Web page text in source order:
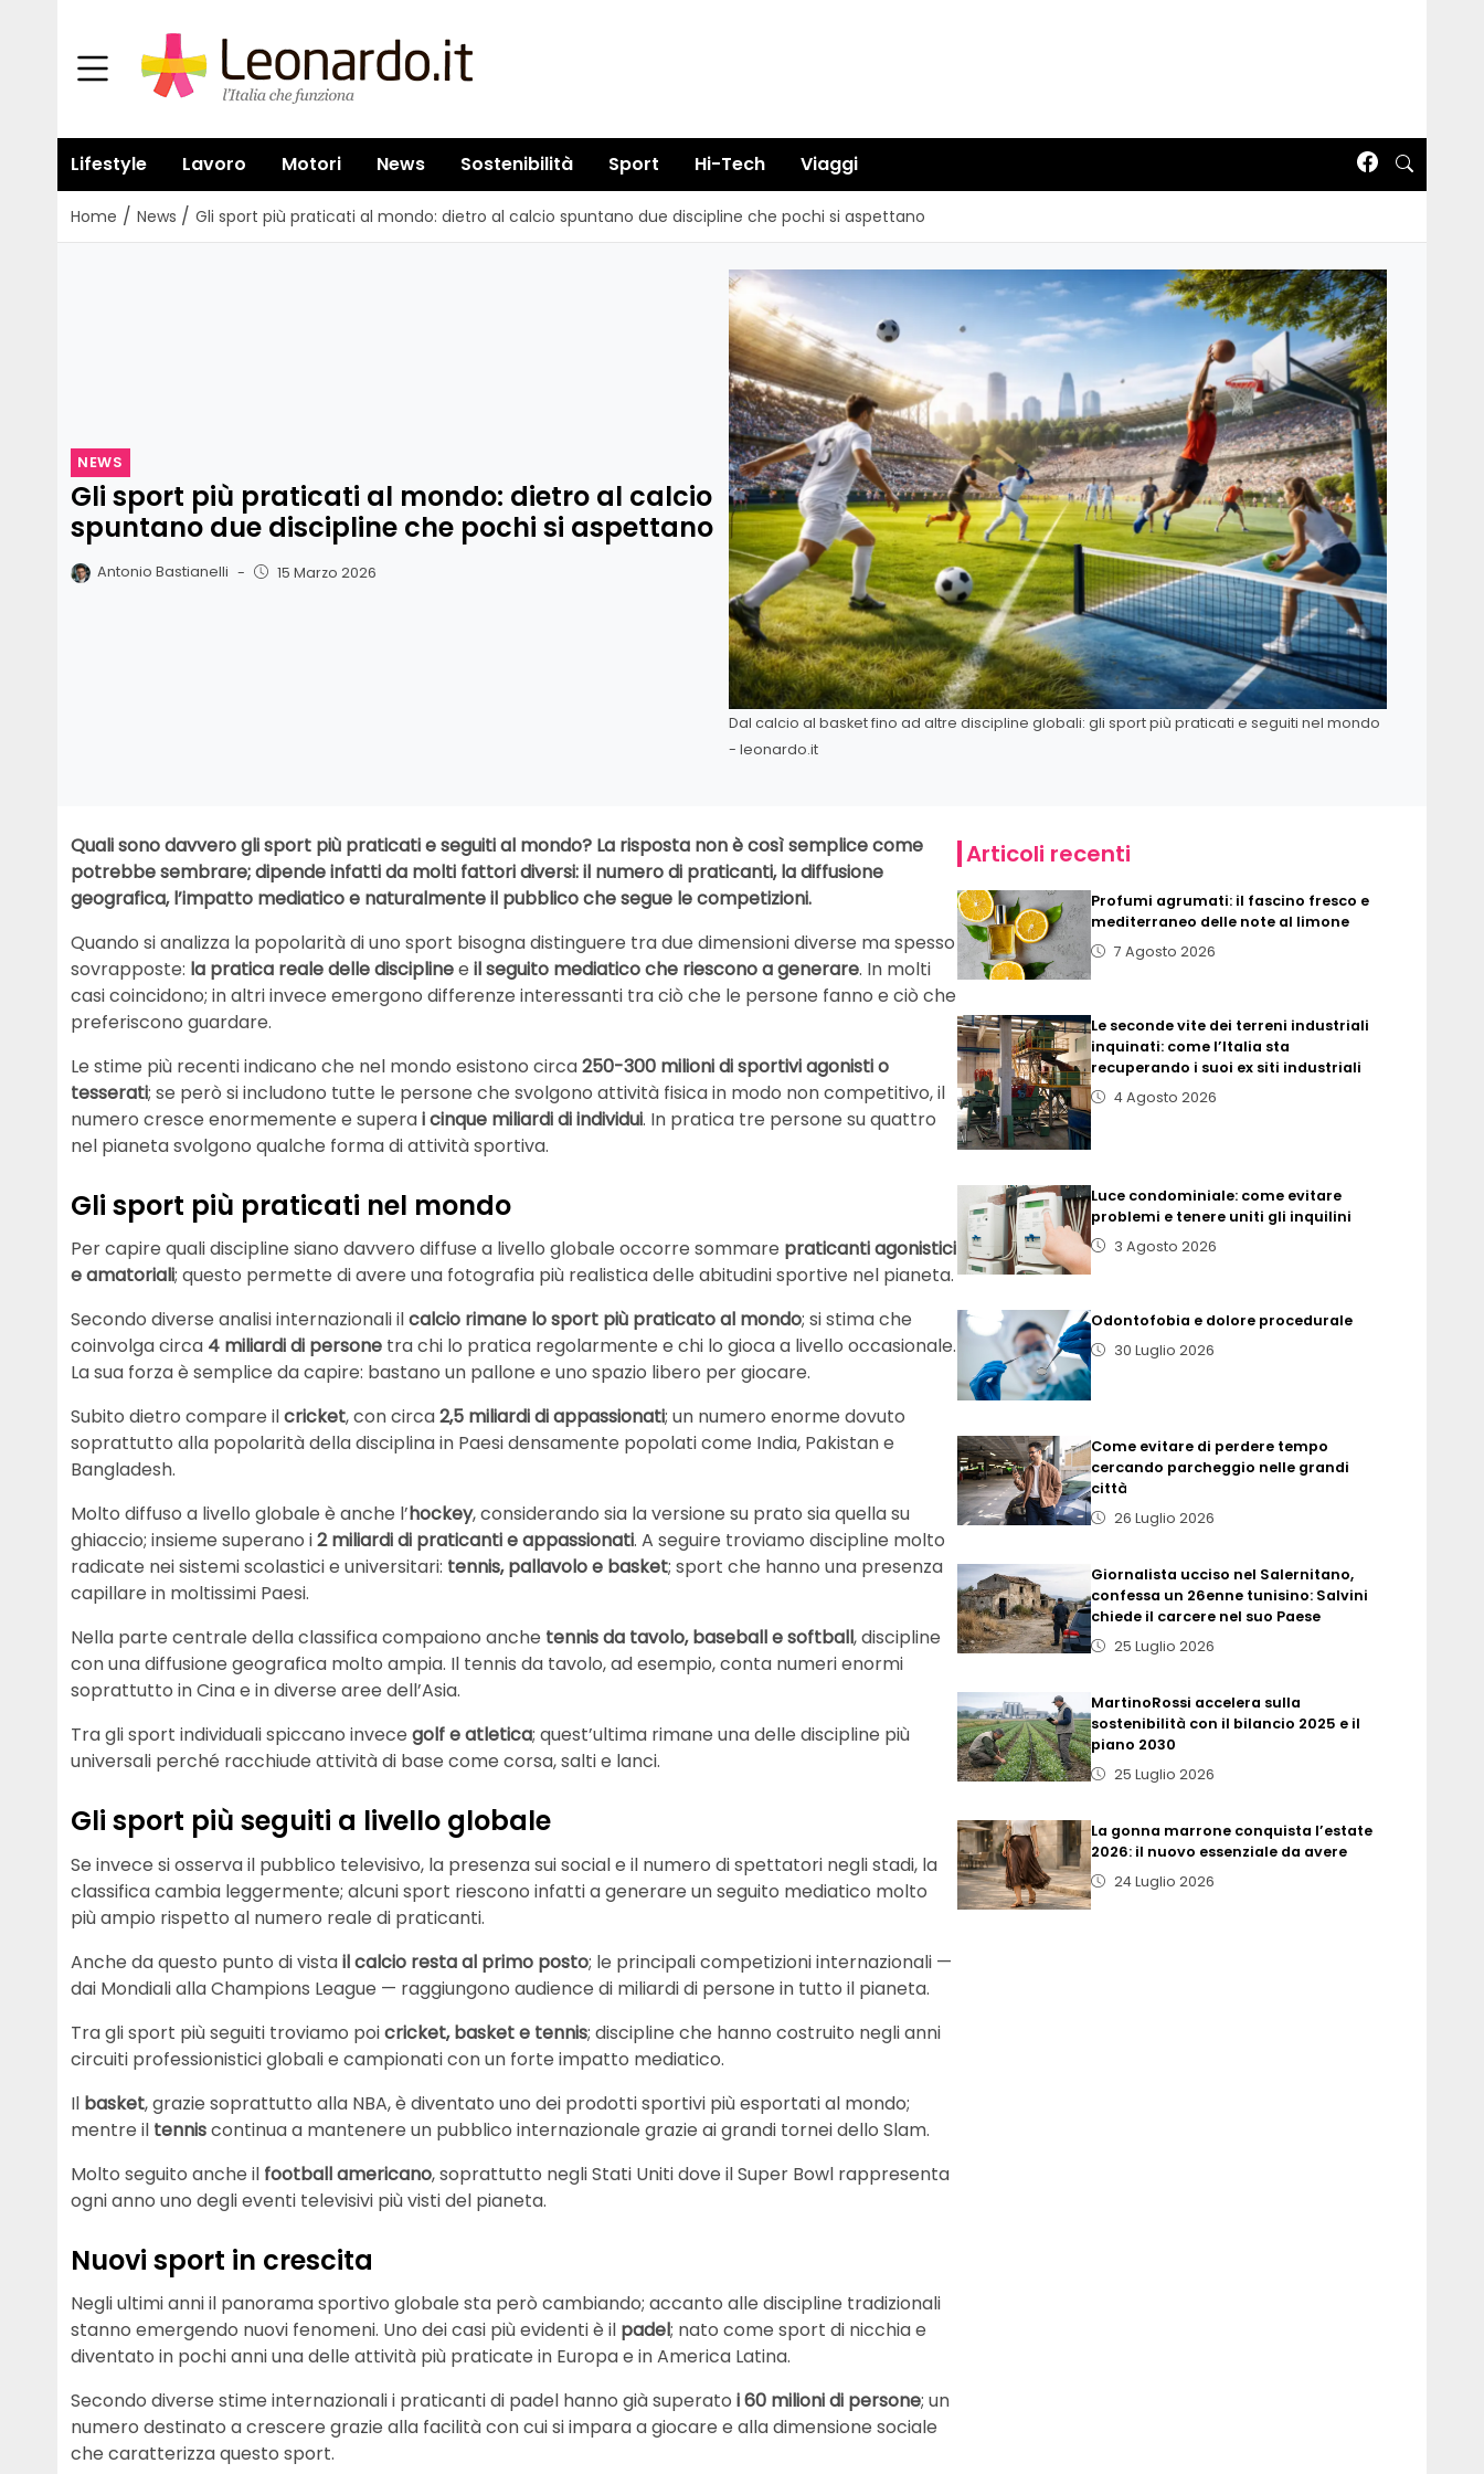
Lifestyle Lavoro Motori News Sostenibilità Sport Hi-Tech Viaggi
Home / News / Gli sport più praticati al mondo: dietro al calcio spuntano due discipline che pochi si aspettano
NEWS
Gli sport più praticati al mondo: dietro al calcio
spuntano due discipline che pochi si aspettano
Antonio Bastianelli - 15 Marzo 2026
Dal calcio al basket fino ad altre discipline globali: gli sport più praticati e seguiti nel mondo
- leonardo.it
Quali sono davvero gli sport più praticati e seguiti al mondo? La risposta non è così semplice come
potrebbe sembrare; dipende infatti da molti fattori diversi: il numero di praticanti, la diffusione
geografica, l’impatto mediatico e naturalmente il pubblico che segue le competizioni.
Quando si analizza la popolarità di uno sport bisogna distinguere tra due dimensioni diverse ma spesso
sovrapposte: la pratica reale delle disciplinee il seguito mediatico che riescono a generare. In molti
casi coincidono; in altri invece emergono differenze interessanti tra ciò che le persone fanno e ciò che
preferiscono guardare.
Le stime più recenti indicano che nel mondo esistono circa250-300 milioni di sportivi agonisti o
tesserati; se però si includono tutte le persone che svolgono attività fisica in modo non competitivo, il
numero cresce enormemente e superai cinque miliardi di individui. In pratica tre persone su quattro
nel pianeta svolgono qualche forma di attività sportiva.
Gli sport più praticati nel mondo
Per capire quali discipline siano davvero diffuse a livello globale occorre sommare praticanti agonistici
e amatoriali; questo permette di avere una fotografia più realistica delle abitudini sportive nel pianeta.
Secondo diverse analisi internazionali ilcalcio rimane lo sport più praticato al mondo; si stima che
coinvolga circa 4 miliardi di persone tra chi lo pratica regolarmente e chi lo gioca a livello occasionale.
La sua forza è semplice da capire: bastano un pallone e uno spazio libero per giocare.
Subito dietro compare ilcricket, con circa2,5 miliardi di appassionati; un numero enorme dovuto
soprattutto alla popolarità della disciplina in Paesi densamente popolati come India, Pakistan e
Bangladesh.
Molto diffuso a livello globale è anche l’hockey, considerando sia la versione su prato sia quella su
ghiaccio; insieme superano i2 miliardi di praticanti e appassionati. A seguire troviamo discipline molto
radicate nei sistemi scolastici e universitari: tennis, pallavolo e basket; sport che hanno una presenza
capillare in moltissimi Paesi.
Nella parte centrale della classifica compaiono anche tennis da tavolo, baseball e softball, discipline
con una diffusione geografica molto ampia. Il tennis da tavolo, ad esempio, conta numeri enormi
soprattutto in Cina e in diverse aree dell’Asia.
Tra gli sport individuali spiccano invece golf e atletica; quest’ultima rimane una delle discipline più
universali perché racchiude attività di base come corsa, salti e lanci.
Gli sport più seguiti a livello globale
Se invece si osserva il pubblico televisivo, la presenza sui social e il numero di spettatori negli stadi, la
classifica cambia leggermente; alcuni sport riescono infatti a generare un seguito mediatico molto
più ampio rispetto al numero reale di praticanti.
Anche da questo punto di vistail calcio resta al primo posto; le principali competizioni internazionali —
dai Mondiali alla Champions League — raggiungono audience di miliardi di persone in tutto il pianeta.
Tra gli sport più seguiti troviamo poicricket, basket e tennis; discipline che hanno costruito negli anni
circuiti professionistici globali e campionati con un forte impatto mediatico.
Il basket, grazie soprattutto alla NBA, è diventato uno dei prodotti sportivi più esportati al mondo;
mentre il tenniscontinua a mantenere un pubblico internazionale grazie ai grandi tornei dello Slam.
Molto seguito anche il football americano, soprattutto negli Stati Uniti dove il Super Bowl rappresenta
ogni anno uno degli eventi televisivi più visti del pianeta.
Nuovi sport in crescita
Negli ultimi anni il panorama sportivo globale sta però cambiando; accanto alle discipline tradizionali
stanno emergendo nuovi fenomeni. Uno dei casi più evidenti è il padel; nato come sport di nicchia e
diventato in pochi anni una delle attività più praticate in Europa e in America Latina.
Secondo diverse stime internazionali i praticanti di padel hanno già superato i 60 milioni di persone; un
numero destinato a crescere grazie alla facilità con cui si impara a giocare e alla dimensione sociale
che caratterizza questo sport.
Articoli recenti
Profumi agrumati: il fascino fresco e
mediterraneo delle note al limone
7 Agosto 2026
Le seconde vite dei terreni industriali
inquinati: come l’Italia sta
recuperando i suoi ex siti industriali
4 Agosto 2026
Luce condominiale: come evitare
problemi e tenere uniti gli inquilini
3 Agosto 2026
Odontofobia e dolore procedurale
30 Luglio 2026
Come evitare di perdere tempo
cercando parcheggio nelle grandi
città
26 Luglio 2026
Giornalista ucciso nel Salernitano,
confessa un 26enne tunisino: Salvini
chiede il carcere nel suo Paese
25 Luglio 2026
MartinoRossi accelera sulla
sostenibilità con il bilancio 2025 e il
piano 2030
25 Luglio 2026
La gonna marrone conquista l’estate
2026: il nuovo essenziale da avere
24 Luglio 2026